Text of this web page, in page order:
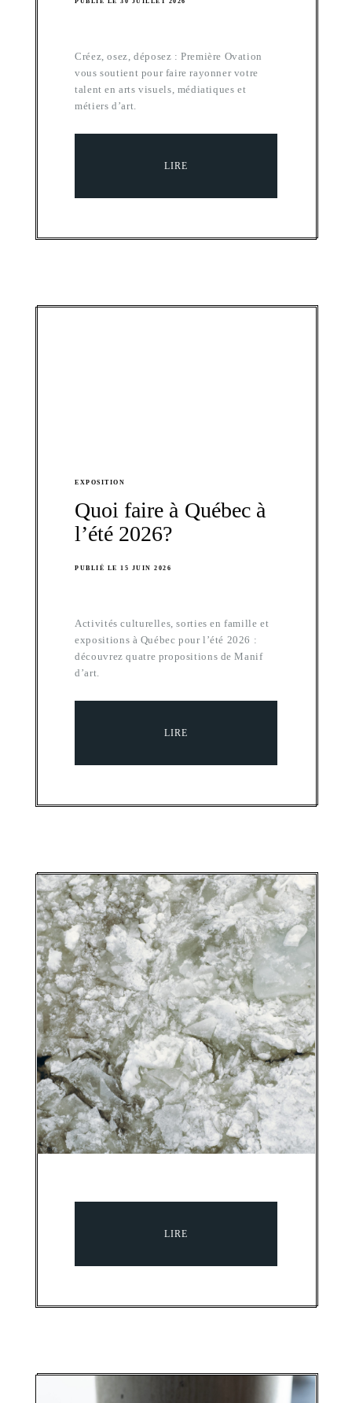
Créez, osez, déposez : Première Ovation
vous soutient pour faire rayonner votre
talent en arts visuels, médiatiques et
métiers d’art.
LIRE
EXPOSITION
Quoi faire à Québec à
l’été 2026?
PUBLIÉ LE 15 JUIN 2026
Activités culturelles, sorties en famille et
expositions à Québec pour l’été 2026 :
découvrez quatre propositions de Manif
d’art.
LIRE
BIENNALE DE QUÉBEC
Briser la glace,
apprendre à collaborer
PUBLIÉ LE 14 AVRIL 2026
LIRE